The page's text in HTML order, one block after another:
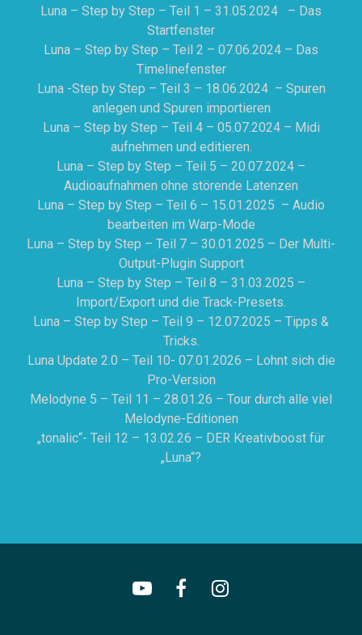
Luna – Step by Step – Teil 1 – 31.05.2024 – Das
Startfenster
Luna – Step by Step – Teil 2 – 07.06.2024 – Das
Timelinefenster
Luna -Step by Step – Teil 3 – 18.06.2024 – Spuren
anlegen und Spuren importieren
Luna – Step by Step – Teil 4 – 05.07.2024 – Midi
aufnehmen und editieren.
Luna – Step by Step – Teil 5 – 20.07.2024 –
Audioaufnahmen ohne störende Latenzen
Luna – Step by Step – Teil 6 – 15.01.2025 – Audio
bearbeiten im Warp-Mode
Luna – Step by Step – Teil 7 – 30.01.2025 – Der Multi-
Output-Plugin Support
Luna – Step by Step – Teil 8 – 31.03.2025 –
Import/Export und die Track-Presets.
Luna – Step by Step – Teil 9 – 12.07.2025 – Tipps &
Tricks.
Luna Update 2.0 – Teil 10- 07.01.2026 – Lohnt sich die
Pro-Version
Melodyne 5 – Teil 11 – 28.01.26 – Tour durch alle viel
Melodyne-Editionen
„tonalic“- Teil 12 – 13.02.26 – DER Kreativboost für
„Luna“?
YouTubeFacebookInstagram